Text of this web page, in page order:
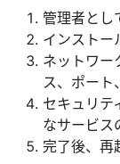
管理者とし
インストー
ネットワー
ス、ポート
セキュリテ
なサービス
完了後、再